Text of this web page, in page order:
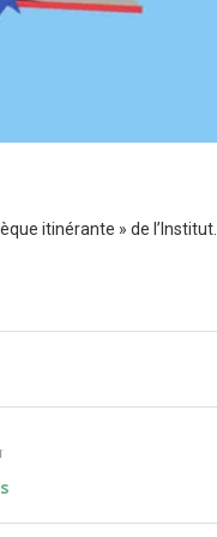
itinérante » de